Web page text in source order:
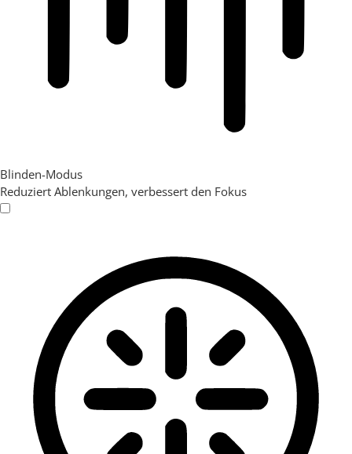
Blinden-Modus
Reduziert Ablenkungen, verbessert den Fokus